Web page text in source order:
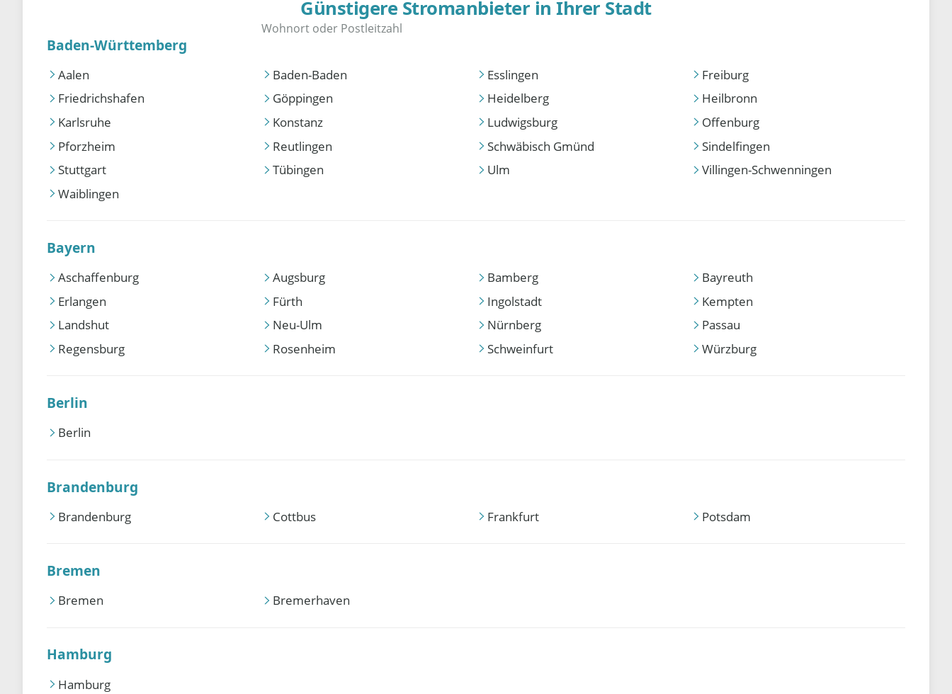
Günstigere Stromanbieter in Ihrer Stadt
Baden-Württemberg
Aalen Baden-Baden Esslingen
Freiburg
Friedrichshafen
Göppingen Heidelberg
Heilbronn
Karlsruhe
Konstanz Ludwigsburg
Offenburg
Pforzheim
Reutlingen Schwäbisch Gmünd
Sindelfingen
Stuttgart
Tübingen Ulm
Villingen-Schwenningen
Waiblingen
Bayern
Aschaffenburg Augsburg Bamberg
Bayreuth
Erlangen
Fürth Ingolstadt
Kempten
Landshut
Neu-Ulm Nürnberg
Passau
Regensburg
Rosenheim Schweinfurt Würzburg
Berlin
Berlin
Brandenburg
Brandenburg Cottbus Frankfurt Potsdam
Bremen
Bremen Bremerhaven
Hamburg
Hamburg